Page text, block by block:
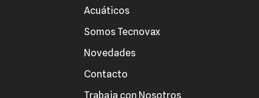
Acuáticos
Somos Tecnovax
Novedades
Contacto
Trabaja con Nosotros